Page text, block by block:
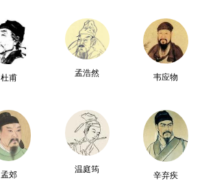
杜甫
孟浩然 韦应物
孟郊
温庭筠
辛弃疾